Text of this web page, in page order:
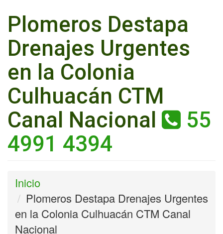
Plomeros Destapa
Drenajes Urgentes
en la Colonia
Culhuacán CTM
Canal Nacional
55
4991 4394
Inicio
Plomeros Destapa Drenajes Urgentes
en la Colonia Culhuacán CTM Canal
Nacional